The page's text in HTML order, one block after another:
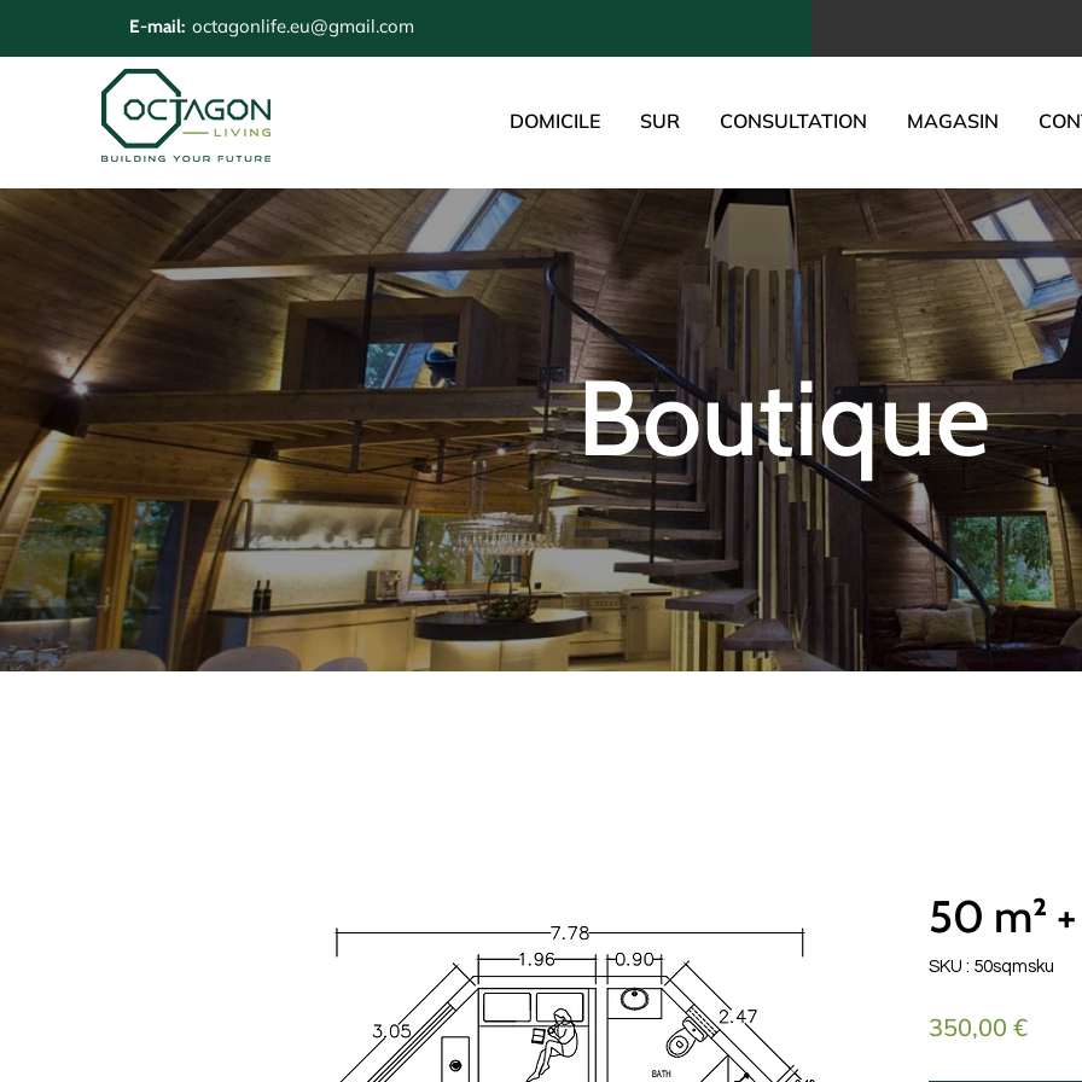
E-mail: octagonlife.eu@gmail.com
DOMICILE SUR CONSULTATION MAGASIN
Boutique
50 m²
SKU : 50sqmsku
350,00 €Prix